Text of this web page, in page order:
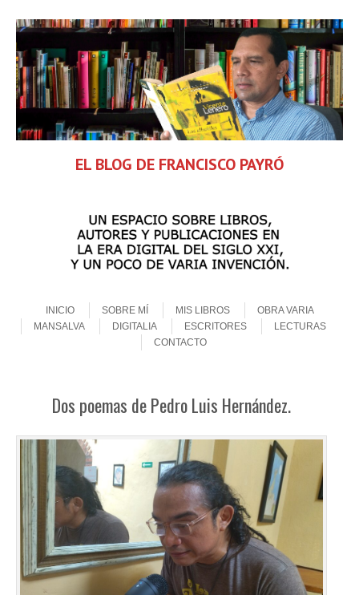
EL BLOG DE FRANCISCO PAYRÓ
MenuINICIO
SOBRE MÍ MIS LIBROS
OBRA VARIA
MANSALVA
DIGITALIA ESCRITORES
LECTURAS
CONTACTO
Dos poemas de Pedro Luis Hernández.